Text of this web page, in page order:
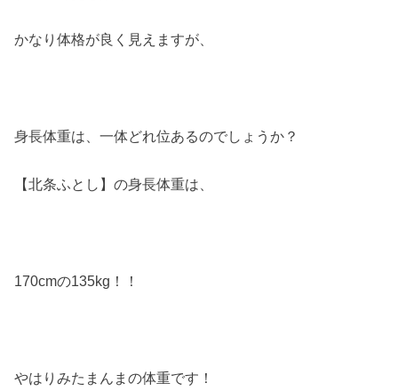
かなり体格が良く見えますが、
身長体重は、一体どれ位あるのでしょうか？
【北条ふとし】の身長体重は、
170cmの135kg ！！
やはりみたまんまの体重です！